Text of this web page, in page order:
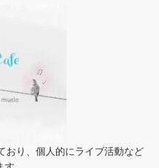
おり、個人的にライブ活動など